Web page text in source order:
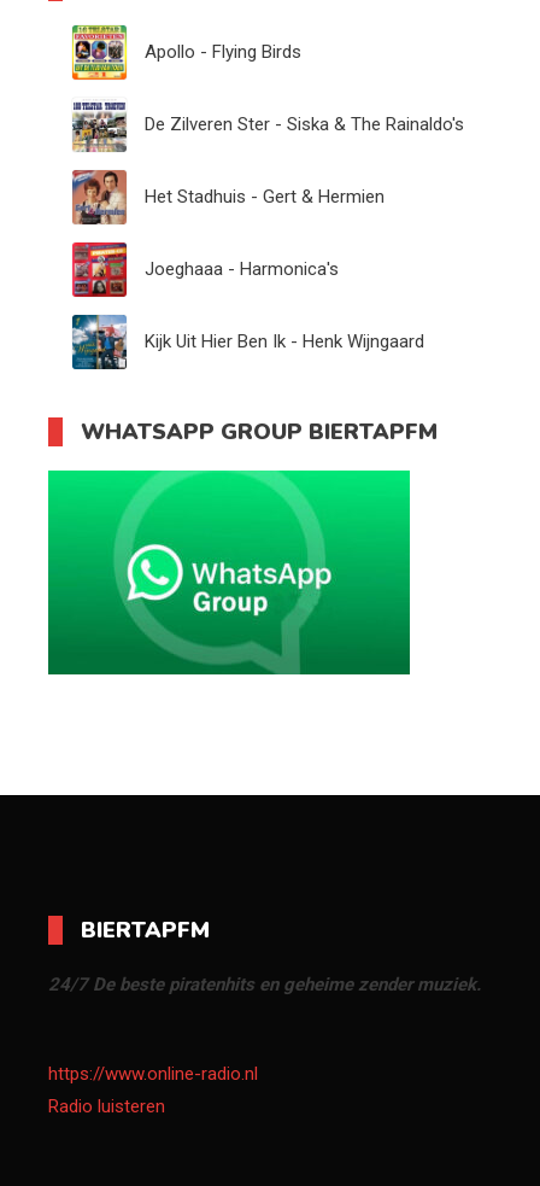
Apollo - Flying Birds
De Zilveren Ster - Siska & The Rainaldo's
Het Stadhuis - Gert & Hermien
Joeghaaa - Harmonica's
Kijk Uit Hier Ben Ik - Henk Wijngaard
WHATSAPP GROUP BIERTAPFM
BIERTAPFM
24/7 De beste piratenhits en geheime zender muziek.
https://www.online-radio.nl
Radio luisteren